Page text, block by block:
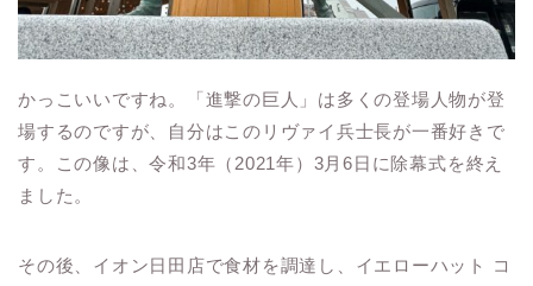
かっこいいですね。「進撃の巨人」は多くの登場人物が登
場するのですが、自分はこのリヴァイ兵士長が一番好きで
す。この像は、令和3年（2021年）3月6日に除幕式を終え
ました。
その後、イオン日田店で食材を調達し、イエローハット コ